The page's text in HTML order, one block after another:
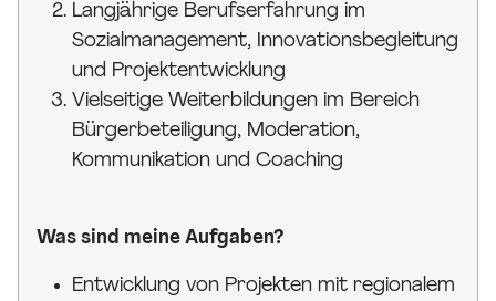
Langjährige Berufserfahrung im
Sozialmanagement, Innovationsbegleitung
und Projektentwicklung
Vielseitige Weiterbildungen im Bereich
Bürgerbeteiligung, Moderation,
Kommunikation und Coaching
Was sind meine Aufgaben?
Entwicklung von Projekten mit regionalem